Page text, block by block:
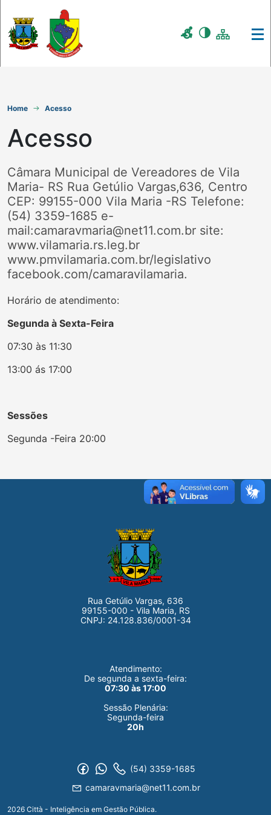
Home Acesso
Acesso
Câmara Municipal de Vereadores de Vila
Maria- RS Rua Getúlio Vargas,636, Centro
CEP: 99155-000 Vila Maria -RS Telefone:
(54) 3359-1685 e-
mail:camaravmaria@net11.com.br site:
www.vilamaria.rs.leg.br
www.pmvilamaria.com.br/legislativo
facebook.com/camaravilamaria.
Horário de atendimento:
Segunda à Sexta-Feira
07:30 às 11:30
13:00 ás 17:00
Sessões
Segunda -Feira 20:00
Rua Getúlio Vargas, 636
99155-000 - Vila Maria, RS
CNPJ: 24.128.836/0001-34
Atendimento:
De segunda a sexta-feira:
07:30 às 17:00
Sessão Plenária:
Segunda-feira
20h
(54) 3359-1685
camaravmaria@net11.com.br
2026 Città - Inteligência em Gestão Pública.